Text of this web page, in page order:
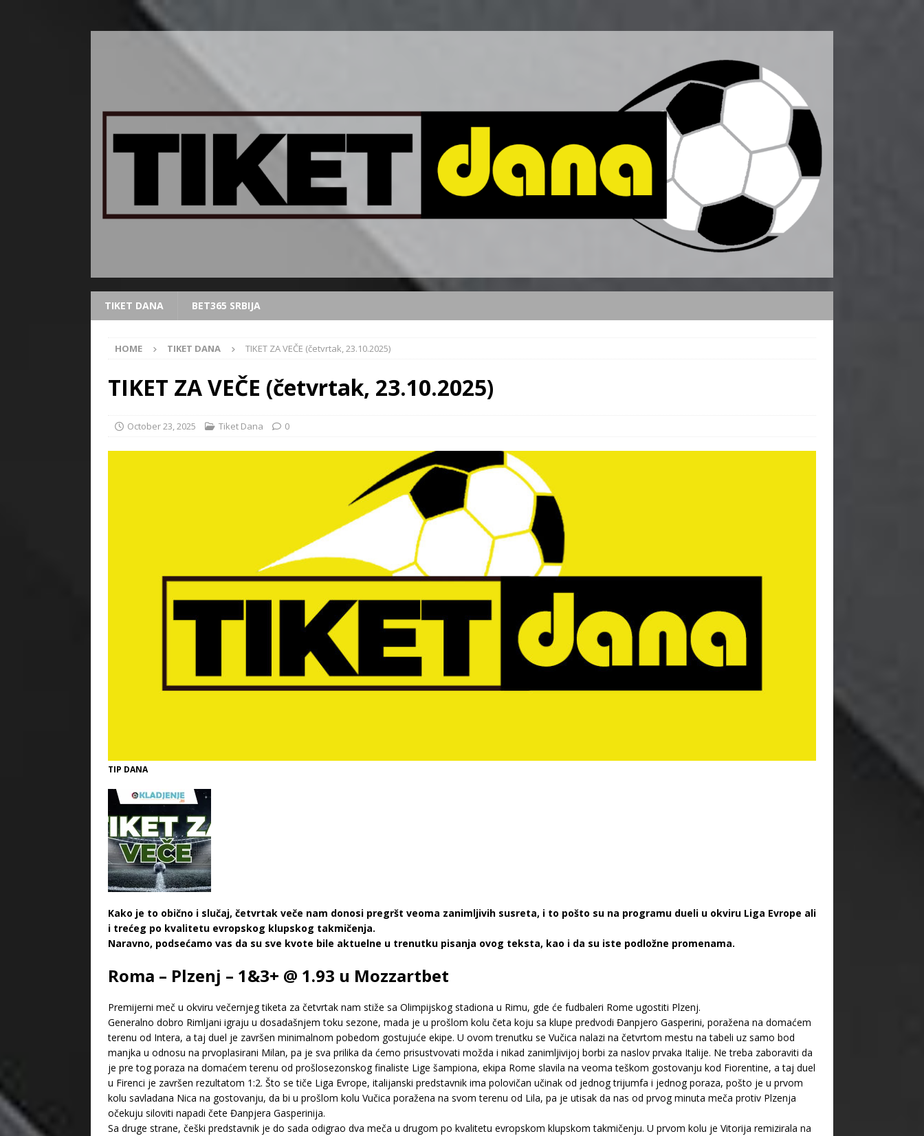
TIKET DANA BET365 SRBIJA
HOME TIKET DANA TIKET ZA VEČE (četvrtak, 23.10.2025)
TIKET ZA VEČE (četvrtak, 23.10.2025)
October 23, 2025 Tiket Dana 0
TIP DANA
Kako je to obično i slučaj, četvrtak veče nam donosi pregršt veoma zanimljivih susreta, i to pošto su na programu dueli u okviru Liga Evrope ali
i trećeg po kvalitetu evropskog klupskog takmičenja.
Naravno, podsećamo vas da su sve kvote bile aktuelne u trenutku pisanja ovog teksta, kao i da su iste podložne promenama.
Roma – Plzenj – 1&3+ @ 1.93 u Mozzartbet
Premijerni meč u okviru večernjeg tiketa za četvrtak nam stiže sa Olimpijskog stadiona u Rimu, gde će fudbaleri Rome ugostiti Plzenj.
Generalno dobro Rimljani igraju u dosadašnjem toku sezone, mada je u prošlom kolu četa koju sa klupe predvodi Đanpjero Gasperini, poražena na domaćem
terenu od Intera, a taj duel je završen minimalnom pobedom gostujuće ekipe. U ovom trenutku se Vučica nalazi na četvrtom mestu na tabeli uz samo bod
manjka u odnosu na prvoplasirani Milan, pa je sva prilika da ćemo prisustvovati možda i nikad zanimljivijoj borbi za naslov prvaka Italije. Ne treba zaboraviti da
je pre tog poraza na domaćem terenu od prošlosezonskog finaliste Lige šampiona, ekipa Rome slavila na veoma teškom gostovanju kod Fiorentine, a taj duel
u Firenci je završen rezultatom 1:2. Što se tiče Liga Evrope, italijanski predstavnik ima polovičan učinak od jednog trijumfa i jednog poraza, pošto je u prvom
kolu savladana Nica na gostovanju, da bi u prošlom kolu Vučica poražena na svom terenu od Lila, pa je utisak da nas od prvog minuta meča protiv Plzenja
očekuju siloviti napadi čete Đanpjera Gasperinija.
Sa druge strane, češki predstavnik je do sada odigrao dva meča u drugom po kvalitetu evropskom klupskom takmičenju. U prvom kolu je Vitorija remizirala na